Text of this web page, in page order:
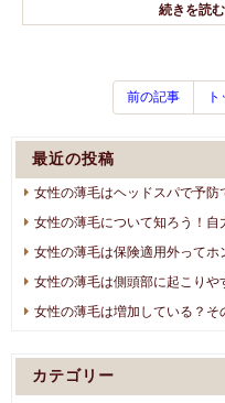
続きを読む
前の記事
最近の投稿
女性の薄毛はヘッドスパで予
女性の薄毛について知ろう！自
女性の薄毛は保険適用外ってホ
女性の薄毛は側頭部に起こりや
女性の薄毛は増加している？そ
カテゴリー